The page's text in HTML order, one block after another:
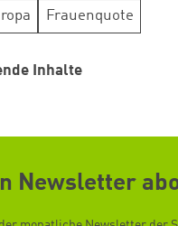
Frauenquote
Inhalte
Newsletter